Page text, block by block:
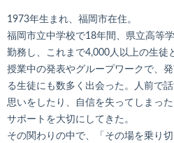
1973年生まれ、福岡市在住。
福岡市立中学校で18年間、県立高等
勤務し、これまで4,000人以上の生徒
授業中の発表やグループワークで、
る生徒にも数多く出会った。人前で
思いをしたり、自信を失ってしまっ
サポートを大切にしてきた。
その関わりの中で、「その場を乗り